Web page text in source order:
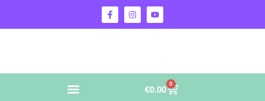
€0.00
0